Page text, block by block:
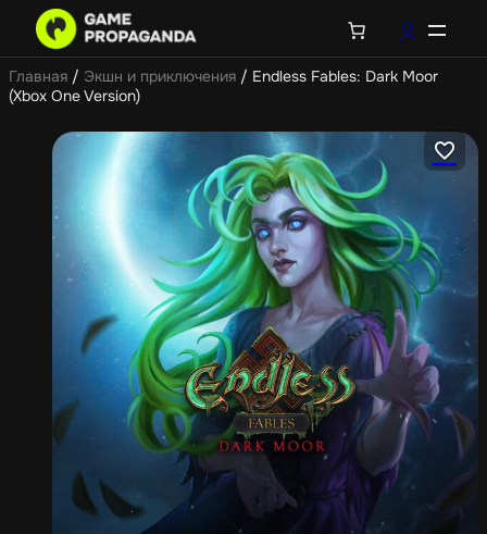
Главная / Экшн и приключения / Endless Fables: Dark Moor
(Xbox One Version)